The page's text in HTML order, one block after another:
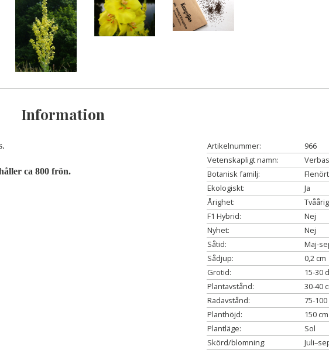
Information
ca 800 frön.
Artikelnummer:
966
Vetenskapligt namn:
Botanisk familj:
Ekologiskt:
Ja
Årighet:
Tvåårig
F1 Hybrid:
Nej
Nyhet:
Nej
Såtid:
Maj-
Sådjup:
0,2 cm
Grotid:
15-30
Plantavstånd:
30-40
Radavstånd:
75-
Planthöjd:
150 cm
Plantläge:
Sol
Skörd/blomning: